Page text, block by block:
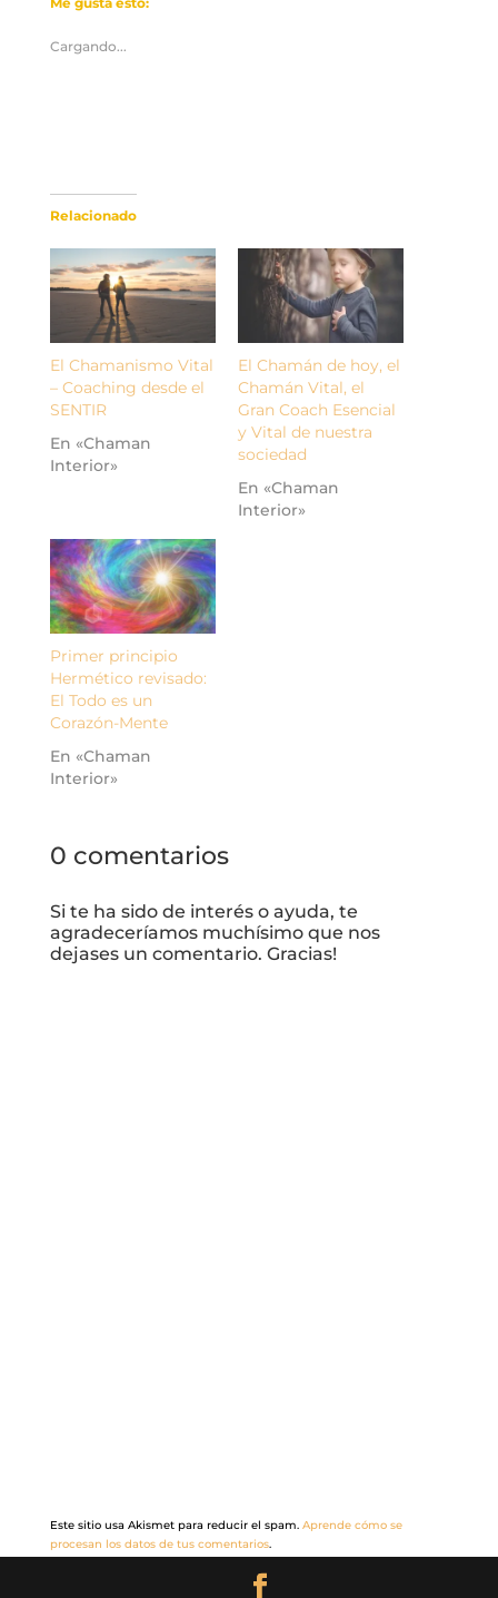
(Se
en
una
(Se
Cargando...
Relacionado
El Chamanismo Vital
– Coaching desde el
SENTIR
En «Chaman
Interior»
El Chamán de hoy, el
Chamán Vital, el
Gran Coach Esencial
y Vital de nuestra
sociedad
En «Chaman
Interior»
Primer principio
Hermético revisado:
El Todo es un
Corazón-Mente
En «Chaman
Interior»
0 comentarios
Si te ha sido de interés o ayuda, te
agradeceríamos muchísimo que nos
dejases un comentario. Gracias!
Este sitio usa Akismet para reducir el spam. Aprende cómo se
procesan los datos de tus comentarios.